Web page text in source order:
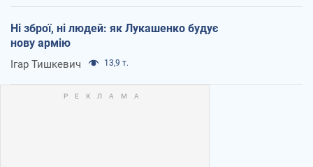
Ні зброї, ні людей: як Лукашенко будує
нову армію
Ігар Тишкевич 13,9 т.